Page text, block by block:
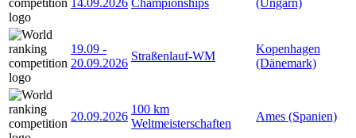
19.09 -
20.09.2026
Straßenlauf-WM
Kopenhagen
(Dänemark)
20.09.2026
100 km
Weltmeisterschaften
Ames (Spanien)